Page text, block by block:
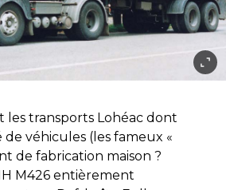
les transports Lohéac dont
véhicules (les fameux «
de fabrication maison ?
M426 entièrement